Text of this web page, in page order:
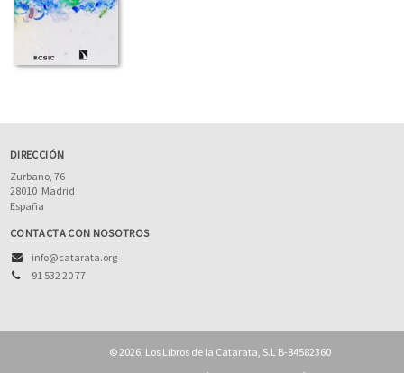
DIRECCIÓN
Zurbano, 76
28010 Madrid
España
CONTACTA CON NOSOTROS
info@catarata.org
91 532 20 77
© 2026, Los Libros de la Catarata, S.L B-84582360